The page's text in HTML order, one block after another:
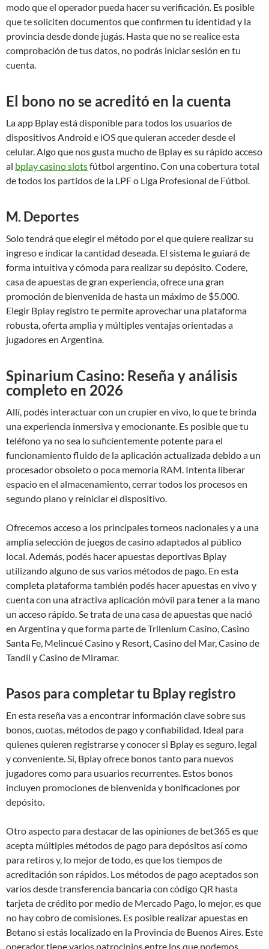
modo que el operador pueda hacer su verificación. Es posible
que te soliciten documentos que confirmen tu identidad y la
provincia desde donde jugás. Hasta que no se realice esta
comprobación de tus datos, no podrás iniciar sesión en tu
cuenta.
El bono no se acreditó en la cuenta
La app Bplay está disponible para todos los usuarios de
dispositivos Android e iOS que quieran acceder desde el
celular. Algo que nos gusta mucho de Bplay es su rápido acceso
al bplay casino slotsfútbol argentino. Con una cobertura total
de todos los partidos de la LPF o Liga Profesional de Fútbol.
M. Deportes
Solo tendrá que elegir el método por el que quiere realizar su
ingreso e indicar la cantidad deseada. El sistema le guiará de
forma intuitiva y cómoda para realizar su depósito. Codere,
casa de apuestas de gran experiencia, ofrece una gran
promoción de bienvenida de hasta un máximo de $5.000.
Elegir Bplay registro te permite aprovechar una plataforma
robusta, oferta amplia y múltiples ventajas orientadas a
jugadores en Argentina.
Spinarium Casino: Reseña y análisis
completo en 2026
Allí, podés interactuar con un crupier en vivo, lo que te brinda
una experiencia inmersiva y emocionante. Es posible que tu
teléfono ya no sea lo suficientemente potente para el
funcionamiento fluido de la aplicación actualizada debido a un
procesador obsoleto o poca memoria RAM. Intenta liberar
espacio en el almacenamiento, cerrar todos los procesos en
segundo plano y reiniciar el dispositivo.
Ofrecemos acceso a los principales torneos nacionales y a una
amplia selección de juegos de casino adaptados al público
local. Además, podés hacer apuestas deportivas Bplay
utilizando alguno de sus varios métodos de pago. En esta
completa plataforma también podés hacer apuestas en vivo y
cuenta con una atractiva aplicación móvil para tener a la mano
un acceso rápido. Se trata de una casa de apuestas que nació
en Argentina y que forma parte de Trilenium Casino, Casino
Santa Fe, Melincué Casino y Resort, Casino del Mar, Casino de
Tandil y Casino de Miramar.
Pasos para completar tu Bplay registro
En esta reseña vas a encontrar información clave sobre sus
bonos, cuotas, métodos de pago y confiabilidad. Ideal para
quienes quieren registrarse y conocer si Bplay es seguro, legal
y conveniente. Sí, Bplay ofrece bonos tanto para nuevos
jugadores como para usuarios recurrentes. Estos bonos
incluyen promociones de bienvenida y bonificaciones por
depósito.
Otro aspecto para destacar de las opiniones de bet365 es que
acepta múltiples métodos de pago para depósitos así como
para retiros y, lo mejor de todo, es que los tiempos de
acreditación son rápidos. Los métodos de pago aceptados son
varios desde transferencia bancaria con código QR hasta
tarjeta de crédito por medio de Mercado Pago, lo mejor, es que
no hay cobro de comisiones. Es posible realizar apuestas en
Betano si estás localizado en la Provincia de Buenos Aires. Este
operador tiene varios patrocinios entre los que podemos